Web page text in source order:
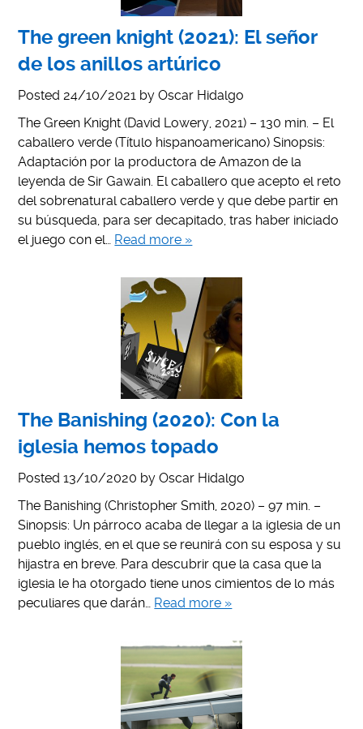
The green knight (2021): El señor
de los anillos artúrico
Posted 24/10/2021 byOscar Hidalgo
The Green Knight (David Lowery, 2021) – 130 min. – El
caballero verde (Título hispanoamericano) Sinopsis:
Adaptación por la productora de Amazon de la
leyenda de Sir Gawain. El caballero que acepto el reto
del sobrenatural caballero verde y que debe partir en
su búsqueda, para ser decapitado, tras haber iniciado
el juego con el… Read more »
The Banishing (2020): Con la
iglesia hemos topado
Posted13/10/2020 byOscar Hidalgo
The Banishing (Christopher Smith, 2020) – 97 min. –
Sinopsis: Un párroco acaba de llegar a la iglesia de un
pueblo inglés, en el que se reunirá con su esposa y su
hijastra en breve. Para descubrir que la casa que la
iglesia le ha otorgado tiene unos cimientos de lo más
peculiares que darán… Read more »